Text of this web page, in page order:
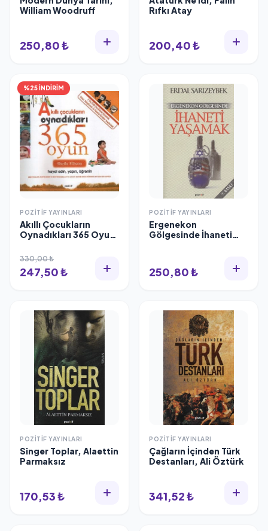
William Woodruff
250,80 ₺
Rıfkı Atay
200,40 ₺
%25 İNDİRİM
POZITIF YAYINLARI
Akıllı Çocukların
Oynadıkları 365 Oyun,
330,00 ₺
247,50 ₺
POZITIF YAYINLARI
Ergenekon
Gölgesinde İhaneti
250,80 ₺
POZITIF YAYINLARI
Singer Toplar, Alaettin
Parmaksız
170,53 ₺
POZITIF YAYINLARI
Çağların İçinden Türk
Destanları, Ali Öztürk
341,52 ₺